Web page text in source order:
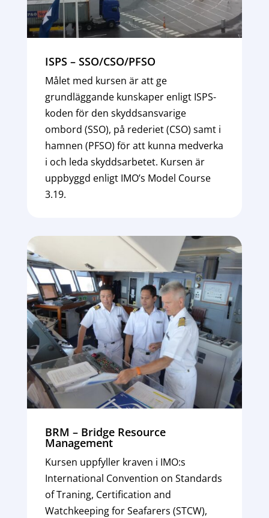
ISPS – SSO/CSO/PFSO
Målet med kursen är att ge
grundläggande kunskaper enligt ISPS-
koden för den skyddsansvarige
ombord (SSO), på rederiet (CSO) samt i
hamnen (PFSO) för att kunna medverka
i och leda skyddsarbetet. Kursen är
uppbyggd enligt IMO’s Model Course
3.19.
BRM – Bridge Resource
Management
Kursen uppfyller kraven i IMO:s
International Convention on Standards
of Traning, Certification and
Watchkeeping for Seafarers (STCW),